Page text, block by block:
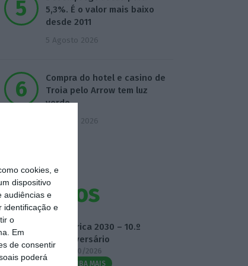
cookies, e
dispositivo
audiências e
identificação e
o
Em
de consentir
poderá
5,3%. É o valor mais baixo
desde 2011
5 Agosto 2026
Compra do hotel e casino de
Troia pelo Arrow tem luz
verde
5 Agosto 2026
Eventos
Fábrica 2030 – 10.º
Aniversário
14/10/2026
SAIBA MAIS